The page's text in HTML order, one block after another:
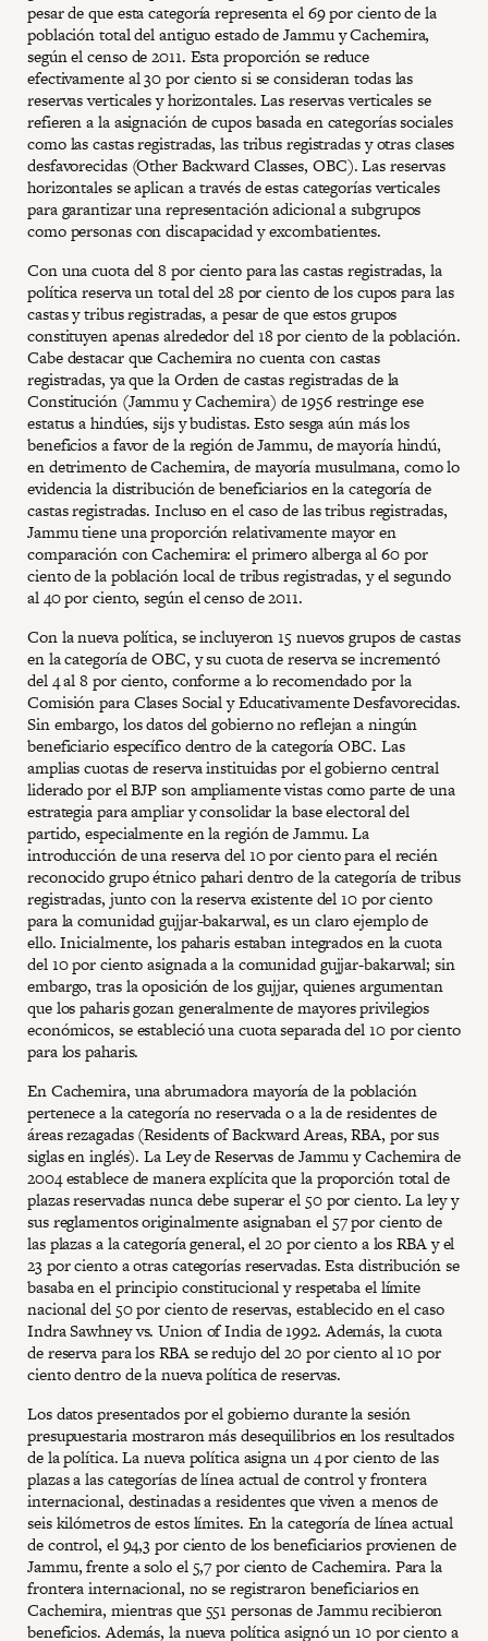
pesar de que esta categoría representa el 69 por ciento de la
población total del antiguo estado de Jammu y Cachemira,
según el censo de 2011. Esta proporción se reduce
efectivamente al 30 por ciento si se consideran todas las
reservas verticales y horizontales. Las reservas verticales se
refieren a la asignación de cupos basada en categorías sociales
como las castas registradas, las tribus registradas y otras clases
desfavorecidas (Other Backward Classes, OBC). Las reservas
horizontales se aplican a través de estas categorías verticales
para garantizar una representación adicional a subgrupos
como personas con discapacidad y excombatientes.
Con una cuota del 8 por ciento para las castas registradas, la
política reserva un total del 28 por ciento de los cupos para las
castas y tribus registradas, a pesar de que estos grupos
constituyen apenas alrededor del 18 por ciento de la población.
Cabe destacar que Cachemira no cuenta con castas
registradas, ya que la Orden de castas registradas de la
Constitución (Jammu y Cachemira) de 1956 restringe ese
estatus a hindúes, sijs y budistas. Esto sesga aún más los
beneficios a favor de la región de Jammu, de mayoría hindú,
en detrimento de Cachemira, de mayoría musulmana, como lo
evidencia la distribución de beneficiarios en la categoría de
castas registradas. Incluso en el caso de las tribus registradas,
Jammu tiene una proporción relativamente mayor en
comparación con Cachemira: el primero alberga al 60 por
ciento de la población local de tribus registradas, y el segundo
al 40 por ciento, según el censo de 2011.
Con la nueva política, se incluyeron 15 nuevos grupos de castas
en la categoría de OBC, y su cuota de reserva se incrementó
del 4 al 8 por ciento, conforme a lo recomendado por la
Comisión para Clases Social y Educativamente Desfavorecidas.
Sin embargo, los datos del gobierno no reflejan a ningún
beneficiario específico dentro de la categoría OBC. Las
amplias cuotas de reserva instituidas por el gobierno central
liderado por el BJP son ampliamente vistas como parte de una
estrategia para ampliar y consolidar la base electoral del
partido, especialmente en la región de Jammu. La
introducción de una reserva del 10 por ciento para el recién
reconocido grupo étnico pahari dentro de la categoría de tribus
registradas, junto con la reserva existente del 10 por ciento
para la comunidad gujjar-bakarwal, es un claro ejemplo de
ello. Inicialmente, los paharis estaban integrados en la cuota
del 10 por ciento asignada a la comunidad gujjar-bakarwal; sin
embargo, tras la oposición de los gujjar, quienes argumentan
que los paharis gozan generalmente de mayores privilegios
económicos, se estableció una cuota separada del 10 por ciento
para los paharis.
En Cachemira, una abrumadora mayoría de la población
pertenece a la categoría no reservada o a la de residentes de
áreas rezagadas (Residents of Backward Areas, RBA, por sus
siglas en inglés). La Ley de Reservas de Jammu y Cachemira de
2004 establece de manera explícita que la proporción total de
plazas reservadas nunca debe superar el 50 por ciento. La ley y
sus reglamentos originalmente asignaban el 57 por ciento de
las plazas a la categoría general, el 20 por ciento a los RBA y el
23 por ciento a otras categorías reservadas. Esta distribución se
basaba en el principio constitucional y respetaba el límite
nacional del 50 por ciento de reservas, establecido en el caso
Indra Sawhney vs. Union of India de 1992. Además, la cuota
de reserva para los RBA se redujo del 20 por ciento al 10 por
ciento dentro de la nueva política de reservas.
Los datos presentados por el gobierno durante la sesión
presupuestaria mostraron más desequilibrios en los resultados
de la política. La nueva política asigna un 4 por ciento de las
plazas a las categorías de línea actual de control y frontera
internacional, destinadas a residentes que viven a menos de
seis kilómetros de estos límites. En la categoría de línea actual
de control, el 94,3 por ciento de los beneficiarios provienen de
Jammu, frente a solo el 5,7 por ciento de Cachemira. Para la
frontera internacional, no se registraron beneficiarios en
Cachemira, mientras que 551 personas de Jammu recibieron
beneficios. Además, la nueva política asignó un 10 por ciento a